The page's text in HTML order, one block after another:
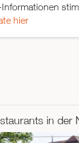
hier
in der